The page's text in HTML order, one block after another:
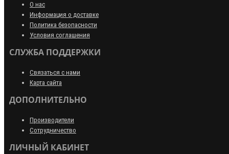
О нас
Информация о доставке
Политика безопасности
Условия соглашения
СЛУЖБА ПОДДЕРЖКИ
Связаться с нами
Карта сайта
ДОПОЛНИТЕЛЬНО
Производители
Сотрудничество
ЛИЧНЫЙ КАБИНЕТ